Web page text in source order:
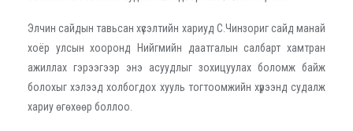
Элчин сайдын тавьсан хүсэлтийн хариуд С.Чинзориг сайд манай
хоёр улсын хооронд Нийгмийн даатгалын салбарт хамтран
ажиллах гэрээгээр энэ асуудлыг зохицуулах боломж байж
болохыг хэлээд холбогдох хууль тогтоомжийн хүрээнд судалж
хариу өгөхөөр боллоо.